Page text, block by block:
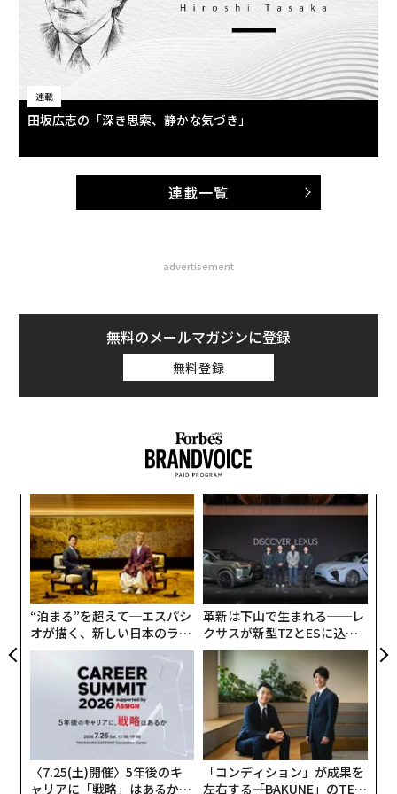
連載
田坂広志の「深き思索、静かな気づき」
連載一覧
advertisement
無料のメールマガジンに登録
無料登録
“泊まる”を超えて─エスパシ
オが描く、新しい日本のラグ
ジュアリー（中編）
革新は下山で生まれる──レ
クサスが新型TZとESに込め
た「DISCOVER」の哲学
〈7.25(土)開催〉5年後のキ
ャリアに「戦略」はあるか。
「コンディション」が成果を
左右する――「BAKUNE」のTEN